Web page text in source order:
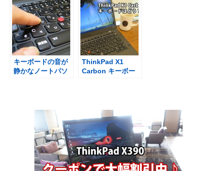
キーボードの音が
静かなノートパソ
ThinkPad X1
Carbon キーボー